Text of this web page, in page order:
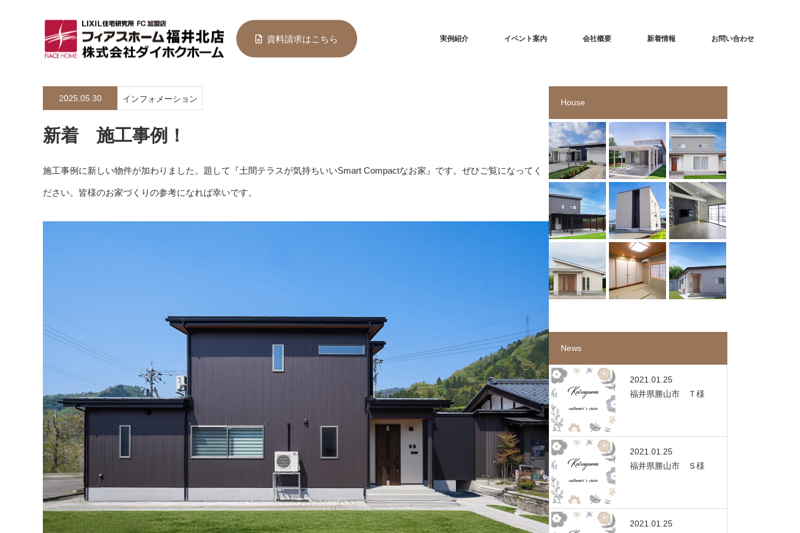
資料請求はこちら 実例紹介 イベント案内 会社概要 新着情報 お問い合わせ
2025.05.30 インフォメーション
新着 施工事例！
施工事例に新しい物件が加わりました。題して『土間テラスが気持ちいいSmart Compactなお家』です。ぜひご覧になってく
ださい。皆様のお家づくりの参考になれば幸いです。
House
News
2021.01.25
福井県勝山市 Ｔ様
2021.01.25
福井県勝山市 Ｓ様
2021.01.25